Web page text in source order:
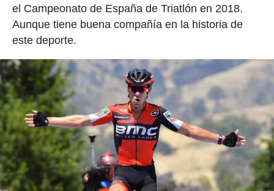
el Campeonato de España de Triatlón en 2018.
Aunque tiene buena compañía en la historia de
este deporte.